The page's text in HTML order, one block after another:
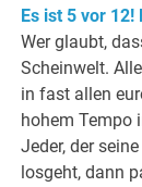
Es ist 5 vor
Wer glaubt,
Scheinwelt.
in fast allen
hohem Tempo
Jeder, der
losgeht, dann